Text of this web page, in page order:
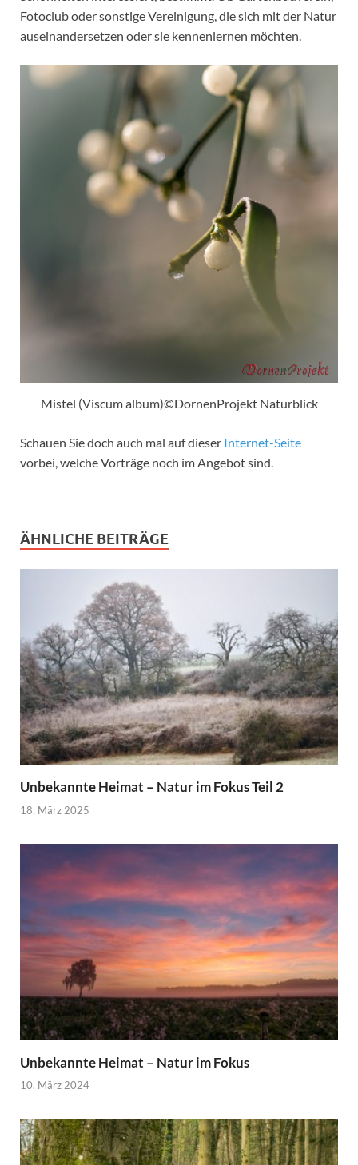
Fotoclub oder sonstige Vereinigung, die sich mit der Natur
auseinandersetzen oder sie kennenlernen möchten.
Mistel (Viscum album)©DornenProjekt Naturblick
Schauen Sie doch auch mal auf dieser Internet-Seite
vorbei, welche Vorträge noch im Angebot sind.
ÄHNLICHE BEITRÄGE
Unbekannte Heimat – Natur im Fokus Teil 2
18. März 2025
Unbekannte Heimat – Natur im Fokus
10. März 2024